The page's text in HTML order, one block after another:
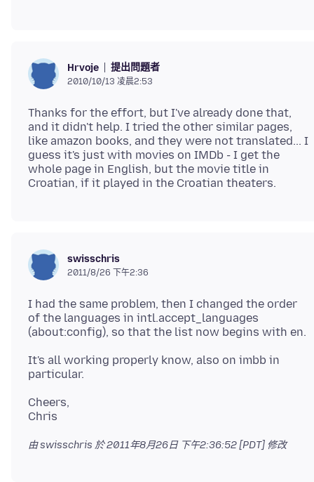
Hrvoje 提出問題者
2010/10/13 凌晨2:53
Thanks for the effort, but I've already done that,
and it didn't help. I tried the other similar pages,
like amazon books, and they were not translated... I
guess it's just with movies on IMDb - I get the
whole page in English, but the movie title in
swisschris
2011/8/26 下午2:36
I had the same problem, then I changed the order
of the languages in intl.accept_languages
It's all working properly know, also on imbb in
Cheers,
由 swisschris 於2011年8月26日 下午2:36:52 [PDT] 修改